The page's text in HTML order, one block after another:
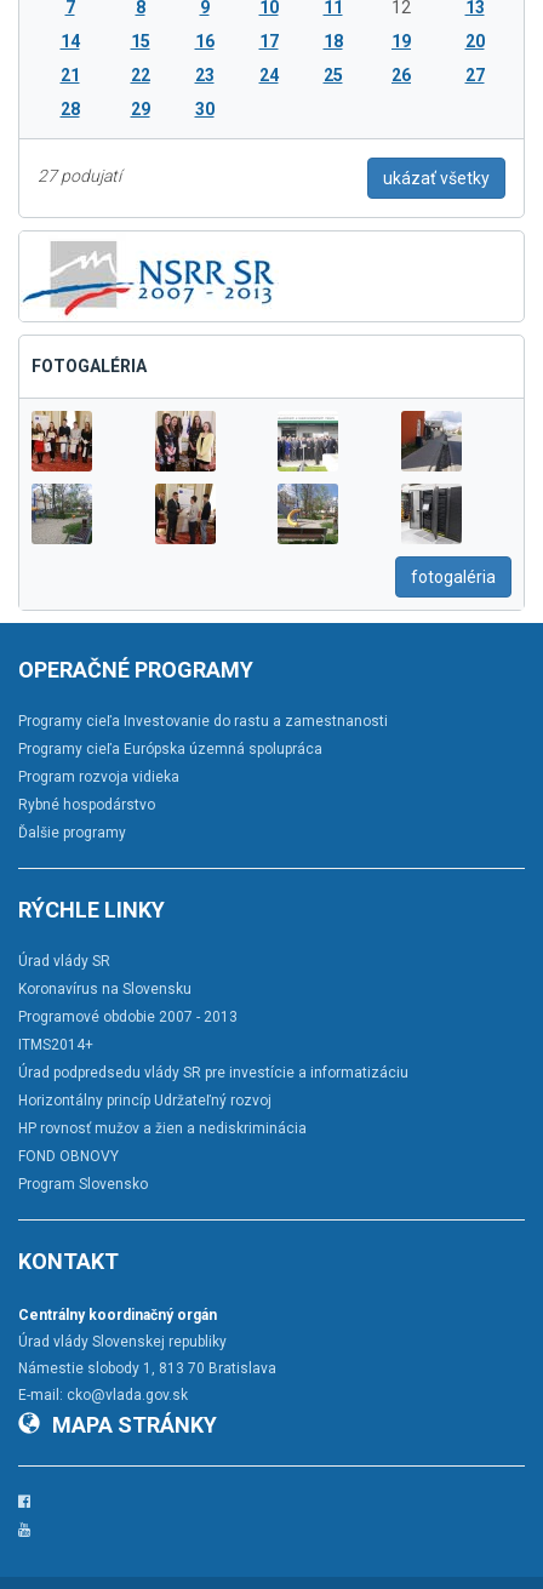
7
8 9 10 11 12
13
14
15 16 17 18 19
20
21
22 23 24 25 26
27
28
29 30
27 podujatí ukázať všetky
FOTOGALÉRIA
fotogaléria
OPERAČNÉ PROGRAMY
Programy cieľa Investovanie do rastu a zamestnanosti
Programy cieľa Európska územná spolupráca
Program rozvoja vidieka
Rybné hospodárstvo
Ďalšie programy
RÝCHLE LINKY
Úrad vlády SR
Koronavírus na Slovensku
Programové obdobie 2007 - 2013
ITMS2014+
Úrad podpredsedu vlády SR pre investície a informatizáciu
Horizontálny princíp Udržateľný rozvoj
HP rovnosť mužov a žien a nediskriminácia
FOND OBNOVY
Program Slovensko
KONTAKT
Centrálny koordinačný orgán
Úrad vlády Slovenskej republiky
Námestie slobody 1, 813 70 Bratislava
E-mail: cko@vlada.gov.sk
MAPA STRÁNKY
Facebook
YouTube